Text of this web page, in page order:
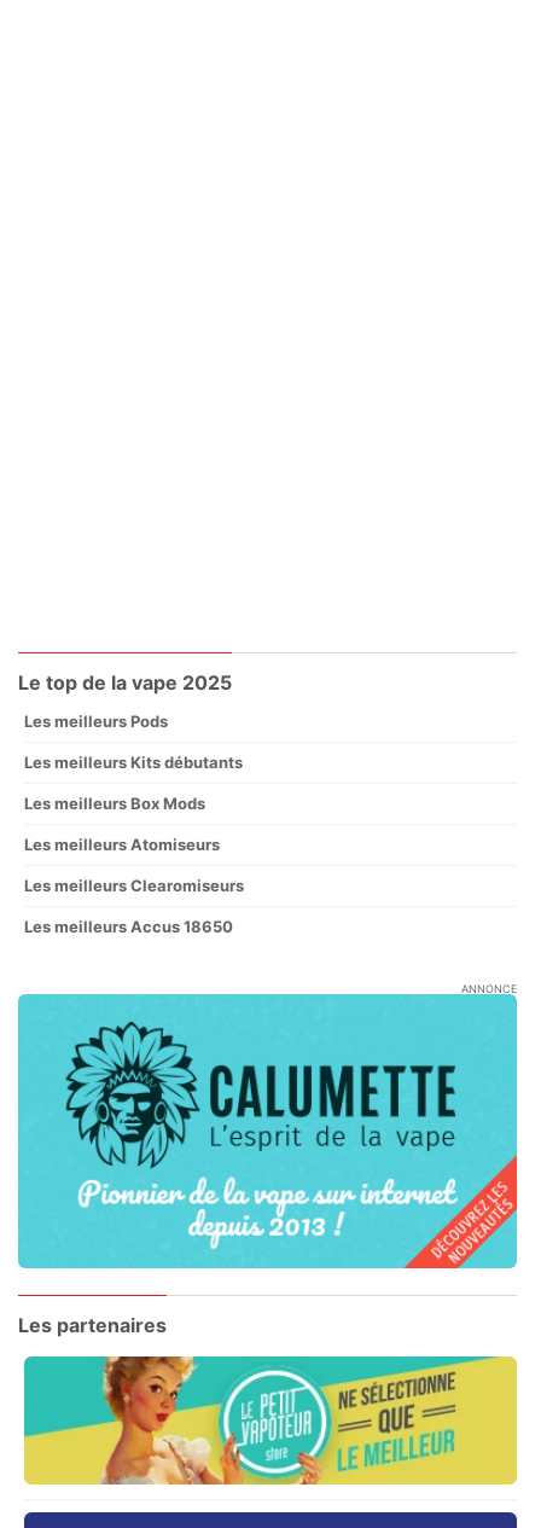
Le top de la vape 2025
Les meilleurs Pods
Les meilleurs Kits débutants
Les meilleurs Box Mods
Les meilleurs Atomiseurs
Les meilleurs Clearomiseurs
Les meilleurs Accus 18650
ANNONCE
Les partenaires